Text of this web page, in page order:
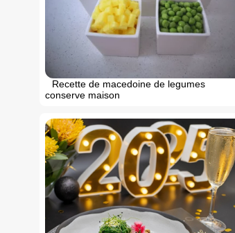
Recette de macedoine de legumes
conserve maison